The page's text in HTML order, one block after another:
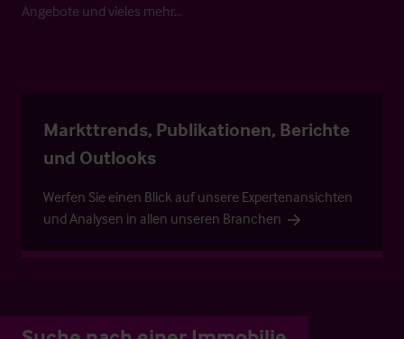
Angebote und vieles mehr…
Markttrends, Publikationen, Berichte
und Outlooks
Werfen Sie einen Blick auf unsere Expertenansichten
und Analysen in allen unseren Branchen